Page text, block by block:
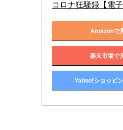
コロナ狂騒録【電子
Amazonで
楽天市場で
Yahoo!ショッピ